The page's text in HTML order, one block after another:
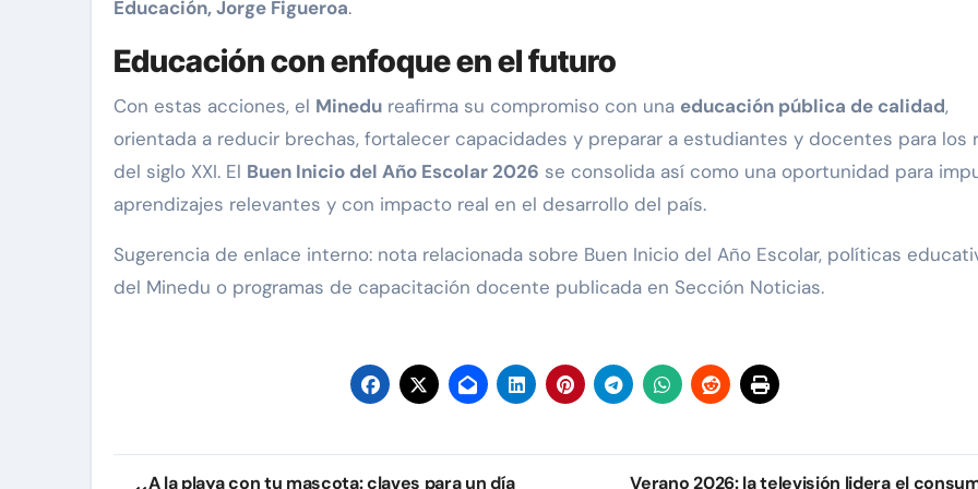
Educación, Jorge Figueroa.
Educación con enfoque en el futuro
Con estas acciones, el Minedu reafirma su compromiso con una educación pública de calidad,
orientada a reducir brechas, fortalecer capacidades y preparar a estudiantes y docentes para los
del siglo XXI. El Buen Inicio del Año Escolar 2026 se consolida así como una oportunidad para
aprendizajes relevantes y con impacto real en el desarrollo del país.
Sugerencia de enlace interno: nota relacionada sobre Buen Inicio del Año Escolar, políticas
del Minedu o programas de capacitación docente publicada en Sección Noticias.
Navegación
A la playa con tu mascota: claves para un día Verano 2026: la televisión lidera el